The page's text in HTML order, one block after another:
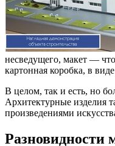
несведущего, макет —
картонная коробка, в
В целом, так и есть, но
Архитектурные изделия
произведениями
Разновидности